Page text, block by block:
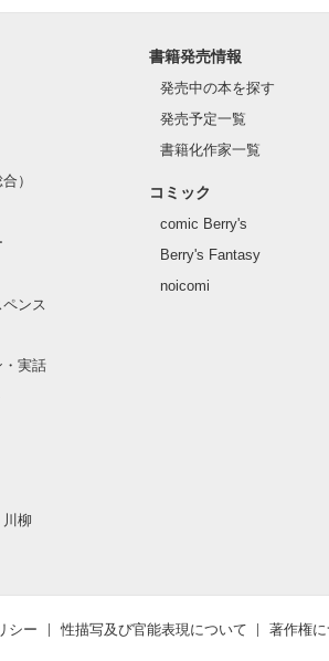
イドル”
界の裏側にある本当の絆の物語
・ER・ドクターヘリなど医療現場を舞台
の表現もありますので、医療シーンが苦手な
・・❥
はるき）28歳
ドルグループ“black knight”
ー。
触れさせたらどうなるか、分かるよね？」
独占欲強め。
トをきっかけに
らなる飛躍を遂げるトップアイドル。
・・❥
同じ未来を見ていた。
いた。
ちのせ　さな）
フライトナース
？診察受けますか？」
ンを抱える大人気アイドルグループ
（通称　黒騎士）リーダー
君の心の中にいるよ」
ことなめてんの…？
なのかな？」
）
ンス
・実話
柳
書籍発売情報
発売中の本を探す
発売予定一覧
書籍化作家一覧
コミック
comic Berry's
Berry's Fantasy
noicomi
シー 性描写及び官能表現について 著作権